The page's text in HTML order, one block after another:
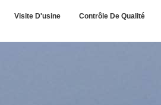
Visite D'usine Contrôle De Qualité